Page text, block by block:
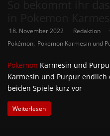
18. November 2022 Redaktion
Pokémon, Pokemon Karmesin und
Pokemon Karmesin und
Karmesin und Purpur
beiden Spiele kurz vor
Weiterlesen